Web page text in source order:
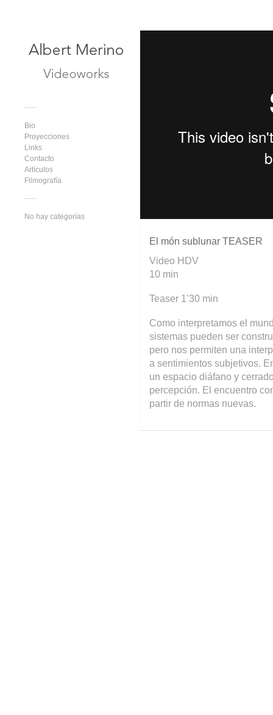
Bio
Proyecciones
Links
Contacto
Artículos
Filmografía
No hay categorías
El món sublunar TEASER
Video HDV
10 min
Teaser 1’30 min
Como interpretamos el
sistemas pueden ser
pero nos permiten una
a sentimientos subjetivos.
un espacio diáfano y
percepción. El encuentro
partir de normas nuevas.